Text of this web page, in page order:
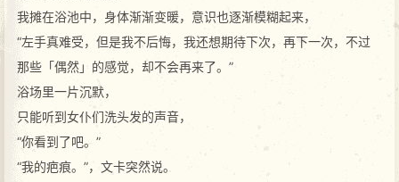
我摊在浴池中，身体渐渐变暖，意识也逐渐模糊起来，
“左手真难受，但是我不后悔，我还想期待下次，再下一次，不过
那些「偶然」的感觉，却不会再来了。”
浴场里一片沉默，
只能听到女仆们洗头发的声音，
“你看到了吧。”
“我的疤痕。”，文卡突然说。